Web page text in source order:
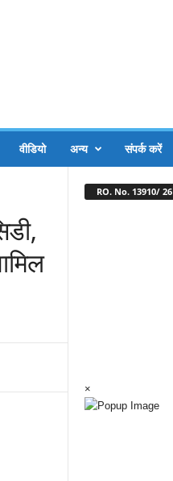
वीडियो अन्य संपर्क करें
RO. No. 13910/ 26
×